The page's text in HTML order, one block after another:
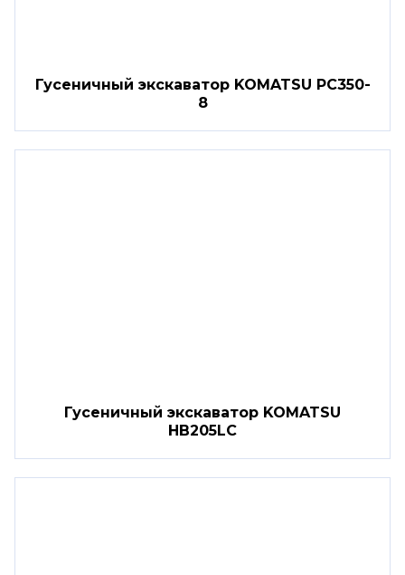
Гусеничный экскаватор KOMATSU PC350-
8
Гусеничный экскаватор KOMATSU
HB205LC